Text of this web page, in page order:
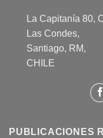
La Capitanía 80,
Las Condes,
Santiago, RM,
CHILE
PUBLICACIONES